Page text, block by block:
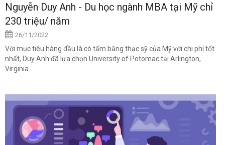
Nguyễn Duy Anh - Du học ngành MBA tại Mỹ chỉ
230 triệu/ năm
26/11/2022
Với mục tiêu hàng đầu là có tấm bằng thạc sỹ của Mỹ với chi phí tốt
nhất, Duy Anh đã lựa chọn University of Potomac tại Arlington,
Virginia.